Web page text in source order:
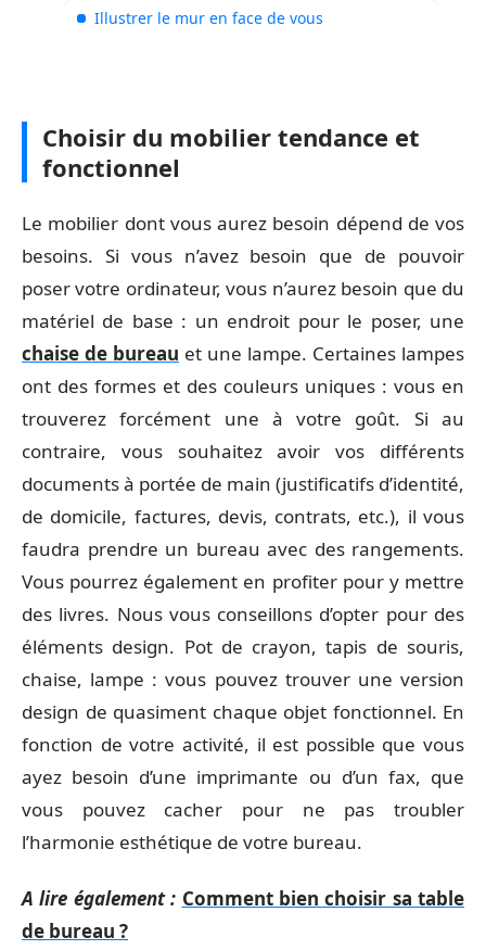
Illustrer le mur en face de vous
Choisir du mobilier tendance et
fonctionnel
Le mobilier dont vous aurez besoin dépend de vos
besoins. Si vous n’avez besoin que de pouvoir
poser votre ordinateur, vous n’aurez besoin que du
matériel de base : un endroit pour le poser, une
chaise de bureau et une lampe. Certaines lampes
ont des formes et des couleurs uniques : vous en
trouverez forcément une à votre goût. Si au
contraire, vous souhaitez avoir vos différents
documents à portée de main (justificatifs d’identité,
de domicile, factures, devis, contrats, etc.), il vous
faudra prendre un bureau avec des rangements.
Vous pourrez également en profiter pour y mettre
des livres. Nous vous conseillons d’opter pour des
éléments design. Pot de crayon, tapis de souris,
chaise, lampe : vous pouvez trouver une version
design de quasiment chaque objet fonctionnel. En
fonction de votre activité, il est possible que vous
ayez besoin d’une imprimante ou d’un fax, que
vous pouvez cacher pour ne pas troubler
l’harmonie esthétique de votre bureau.
A lire également : Comment bien choisir sa table
de bureau ?